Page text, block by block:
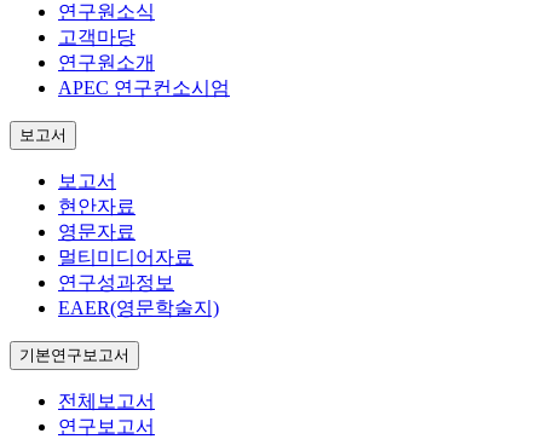
연구원소식
고객마당
연구원소개
APEC 연구컨소시엄
보고서
보고서
현안자료
영문자료
멀티미디어자료
연구성과정보
EAER(영문학술지)
기본연구보고서
전체보고서
연구보고서